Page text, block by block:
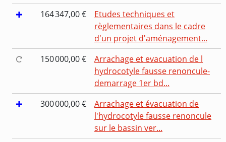
164 347,00 €
Etudes techniques et
règlementaires dans le cadre
d'un projet d'aménagement...
150 000,00 €
Arrachage et evacuation de l
hydrocotyle fausse renoncule-
demarrage 1er bd...
300 000,00 €
Arrachage et évacuation de
l'hydrocotyle fausse renoncule
sur le bassin ver...